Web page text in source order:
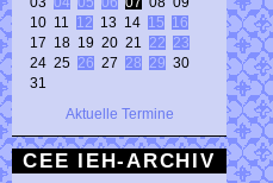
10 11 12 13 14 15
16
17 18 19 20 21 22
23
24 25 26 27 28 29 30
31
Aktuelle Termine
CEE IEH-ARCHIV